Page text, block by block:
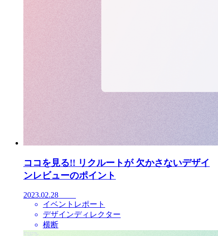
ココを見る!! リクルートが 欠かさないデザイ
ンレビューのポイント
2023.02.28
イベントレポート
デザインディレクター
横断